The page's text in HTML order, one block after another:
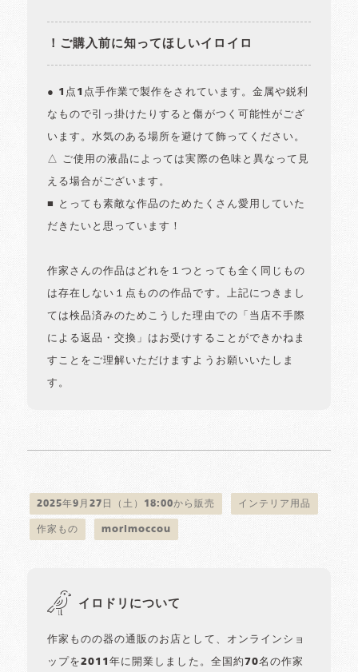
！ご購入前に知ってほしいイロイロ
● 1点1点手作業で製作をされています。金属や鋭利
なもので引っ掛けたりすると傷がつく可能性がござ
います。水気のある場所を避けて飾ってください。
△ ご使用の液晶によっては実際の色味と異なって見
える場合がございます。
■ とっても素敵な作品のためたくさん愛用していた
だきたいと思っています！
作家さんの作品はどれを１つとっても全く同じもの
は存在しない１点ものの作品です。上記につきまし
ては検品済みのためこうした理由での「当店不手際
による返品・交換」はお受けすることができかねま
すことをご理解いただけますようお願いいたしま
す。
2025年9月27日（土）18:00から販売 インテリア用品
作家もの morimoccou
イロドリについて
作家ものの器の通販のお店として、オンラインショ
ップを2011年に開業しました。全国約70名の作家